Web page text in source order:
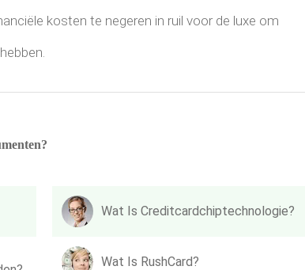
kosten te negeren in ruil voor de luxe om
Wat Is Creditcardchiptechnologie?
Wat Is RushCard?